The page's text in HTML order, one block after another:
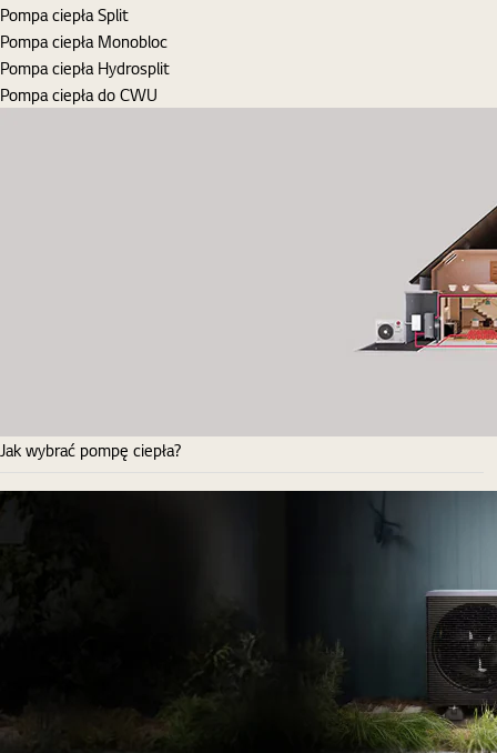
Pompa ciepła Split
Pompa ciepła Monobloc
Pompa ciepła Hydrosplit
Pompa ciepła do CWU
Jak wybrać pompę ciepła?